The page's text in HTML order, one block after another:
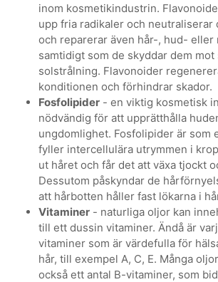
inom kosmetikindustrin.
upp fria radikaler och neutraliserar
och reparerar även hår-, hud- eller
samtidigt som de skyddar dem mot
solstrålning. Flavonoider
konditionen och förhindrar skador.
Fosfolipider - en viktig kosmetisk
nödvändig för att upprätthålla
ungdomlighet. Fosfolipider är som
fyller intercellulära utrymmen i
ut håret och får det att växa tjockt
Dessutom påskyndar de
att hårbotten håller fast lökarna i
Vitaminer - naturliga oljor kan
till ett dussin vitaminer. Ändå är
vitaminer som är värdefulla för
hår, till exempel A, C, E. Många
också ett antal B-vitaminer, som